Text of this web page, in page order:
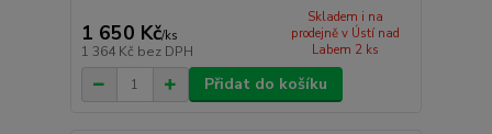
1 650 Kč/ks
1 364 Kč bez DPH
Skladem i na
prodejně v Ústí nad
Labem 2 ks
Přidat do košíku